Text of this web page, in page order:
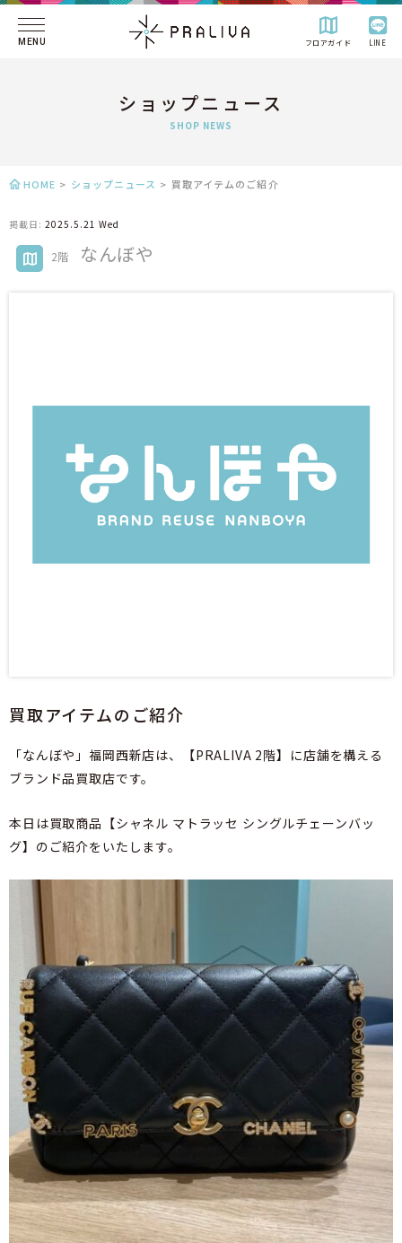
MENU フロアガイド LINE
ショップニュース
SHOP NEWS
HOME > ショップニュース > 買取アイテムのご紹介
掲載日: 2025.5.21 Wed
2階 なんぼや
買取アイテムのご紹介
「なんぼや」福岡西新店は、【PRALIVA 2階】に店舗を構える
ブランド品買取店です。
本日は買取商品【シャネル マトラッセ シングルチェーンバッ
グ】のご紹介をいたします。